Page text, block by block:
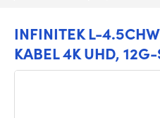
INFINITEK L-
KABEL 4K UHD,